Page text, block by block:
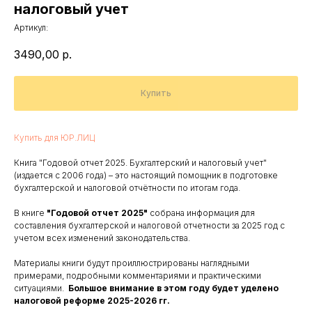
налоговый учет
Артикул:
3490,00 р.
Купить
Купить для ЮР.ЛИЦ
Книга "Годовой отчет 2025. Бухгалтерский и налоговый учет"
(издается с 2006 года) – это настоящий помощник в подготовке
бухгалтерской и налоговой отчётности по итогам года.
В книге "Годовой отчет 2025" собрана информация для
составления бухгалтерской и налоговой отчетности за 2025 год с
учетом всех изменений законодательства.
Материалы книги будут проиллюстрированы наглядными
примерами, подробными комментариями и практическими
ситуациями.
Большое внимание в этом году будет уделено
налоговой реформе 2025-2026 гг.